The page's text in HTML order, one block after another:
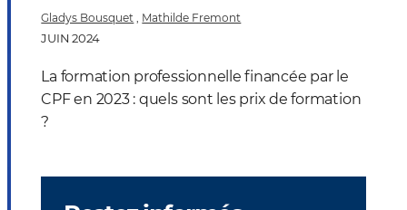
Gladys Bousquet Mathilde Fremont
JUIN 2024
La formation professionnelle financée par le
CPF en 2023 : quels sont les prix de formation
?